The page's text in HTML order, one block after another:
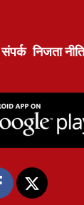
संपर्क निजता नीति